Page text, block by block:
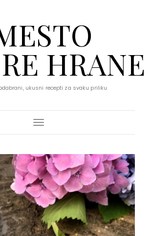
HRANE
ukusni recepti za svaku priliku
Toggle Navigation